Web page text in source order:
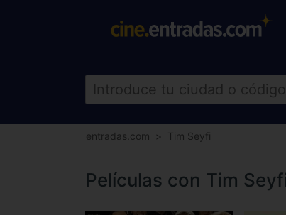
entradas.com Tim Seyfi
Películas con Tim